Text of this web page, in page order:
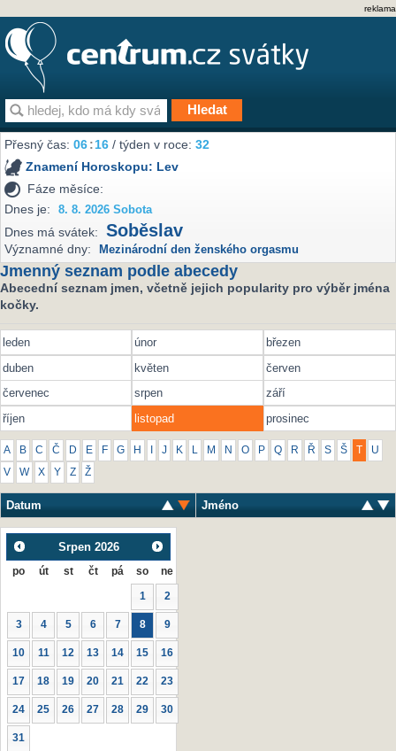
reklama
Přesný čas:06:16 / týden v roce:32
Znamení Horoskopu: Lev
Fáze měsíce:
Dnes je:
8. 8. 2026 Sobota
Dnes má svátek: Soběslav
Významné dny: Mezinárodní den ženského orgasmu
Jmenný seznam podle abecedy
Abecední seznam jmen, včetně jejich popularity pro výběr jména
kočky.
leden únor
březen
duben
květen
červen
červenec
srpen
září
říjen
listopad prosinec
A B C Č D E F G H J K L M N O P Q R Ř S Š U
V W X Y Z Ž
Datum Jméno
Srpen 2026
po út st čt pá so ne
1 2
3 4 5 6 7 8 9
10 11 12 13 14 15 16
17 18 19 20 21 22 23
24 25 26 27 28 29 30
31